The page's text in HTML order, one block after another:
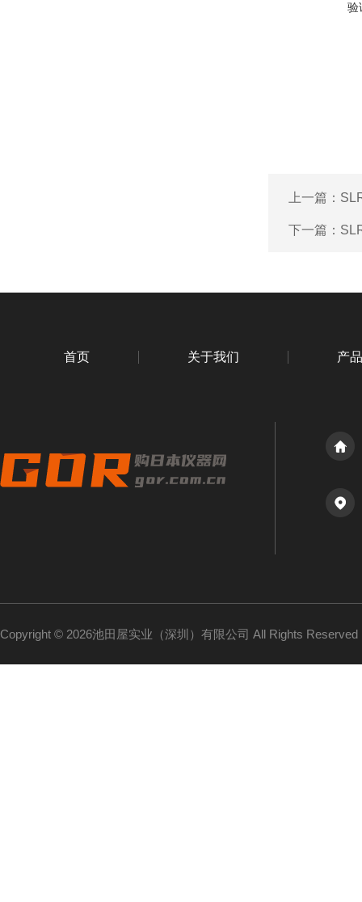
验
上一篇：
下一篇：
首页 关于我们 产
Copyright © 2026池田屋实业（深圳）有限公司 All Rights